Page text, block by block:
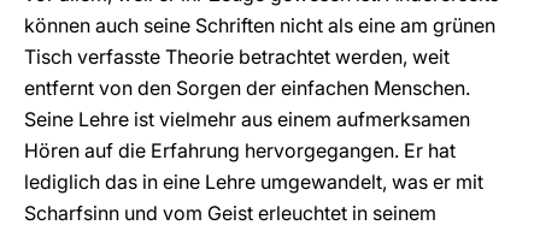
können auch seine Schriften nicht als eine am grünen
Tisch verfasste Theorie betrachtet werden, weit
entfernt von den Sorgen der einfachen Menschen.
Seine Lehre ist vielmehr aus einem aufmerksamen
Hören auf die Erfahrung hervorgegangen. Er hat
lediglich das in eine Lehre umgewandelt, was er mit
Scharfsinn und vom Geist erleuchtet in seinem